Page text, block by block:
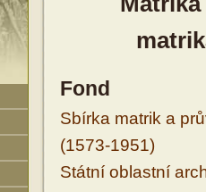
Fond
Sbírka matrik a
(1573-1951)
Státní oblastní